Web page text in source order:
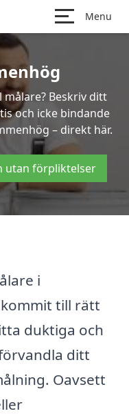
Menu
Beskriv ditt
och icke bindande
– direkt här.
utan förpliktelser
i
till rätt
duktiga och
ditt
Oavsett